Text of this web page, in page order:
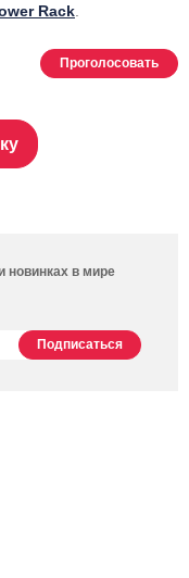
Rack.
Проголосовать
новинках в мире